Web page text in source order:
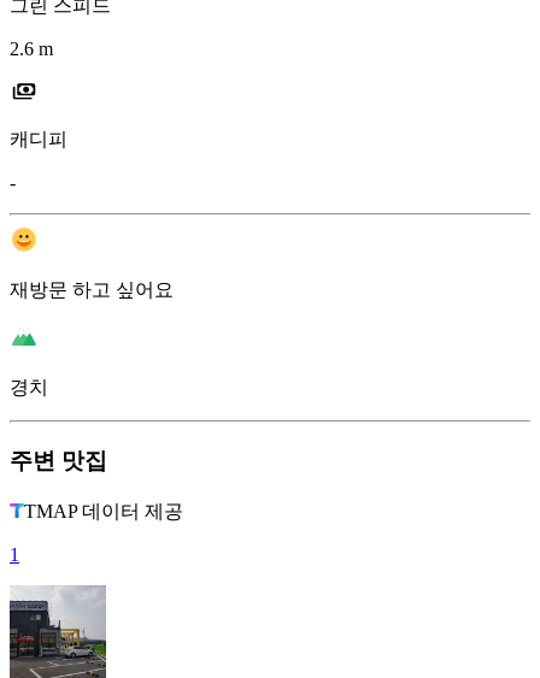
그린 스피드
2.6 m
캐디피
-
재방문 하고 싶어요
경치
주변 맛집
TMAP 데이터 제공
1